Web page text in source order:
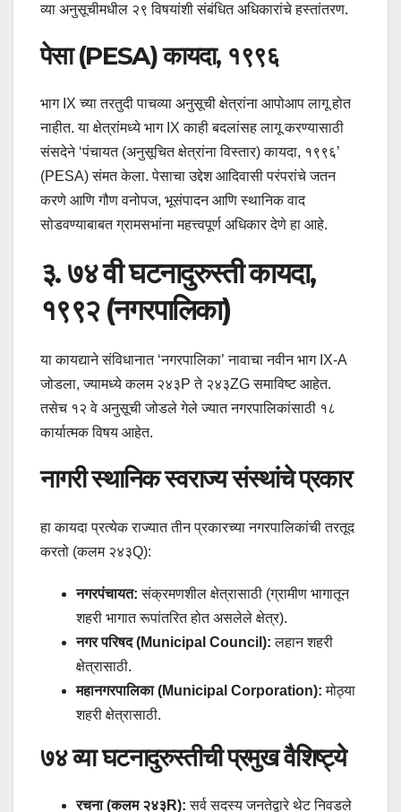
व्या अनुसूचीमधील २९ विषयांशी संबंधित अधिकारांचे हस्तांतरण.
पेसा (PESA) कायदा, १९९६
भाग IX च्या तरतुदी पाचव्या अनुसूची क्षेत्रांना आपोआप लागू होत
नाहीत. या क्षेत्रांमध्ये भाग IX काही बदलांसह लागू करण्यासाठी
संसदेने ‘पंचायत (अनुसूचित क्षेत्रांना विस्तार) कायदा, १९९६’
(PESA) संमत केला. पेसाचा उद्देश आदिवासी परंपरांचे जतन
करणे आणि गौण वनोपज, भूसंपादन आणि स्थानिक वाद
सोडवण्याबाबत ग्रामसभांना महत्त्वपूर्ण अधिकार देणे हा आहे.
३. ७४ वी घटनादुरुस्ती कायदा,
१९९२ (नगरपालिका)
या कायद्याने संविधानात ‘नगरपालिका’ नावाचा नवीन भाग IX-A
जोडला, ज्यामध्ये कलम २४३P ते २४३ZG समाविष्ट आहेत.
तसेच १२ वे अनुसूची जोडले गेले ज्यात नगरपालिकांसाठी १८
कार्यात्मक विषय आहेत.
नागरी स्थानिक स्वराज्य संस्थांचे प्रकार
हा कायदा प्रत्येक राज्यात तीन प्रकारच्या नगरपालिकांची तरतूद
करतो (कलम २४३Q):
नगरपंचायत: संक्रमणशील क्षेत्रासाठी (ग्रामीण भागातून
शहरी भागात रूपांतरित होत असलेले क्षेत्र).
नगर परिषद (Municipal Council): लहान शहरी
क्षेत्रासाठी.
महानगरपालिका (Municipal Corporation): मोठ्या
शहरी क्षेत्रासाठी.
७४ व्या घटनादुरुस्तीची प्रमुख वैशिष्ट्ये
रचना (कलम २४३R): सर्व सदस्य जनतेद्वारे थेट निवडले